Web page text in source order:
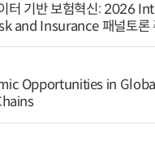
터 기반 보험혁신: 2026
and Insurance 패널토론
Opportunities in